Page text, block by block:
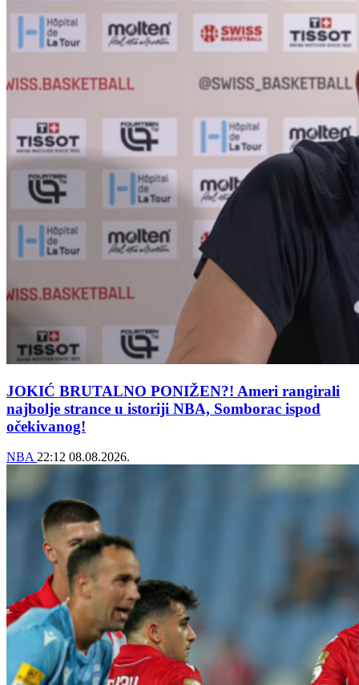
JOKIĆ BRUTALNO PONIŽEN?! Ameri rangirali
najbolje strance u istoriji NBA, Somborac ispod
očekivanog!
NBA 22:12 08.08.2026.